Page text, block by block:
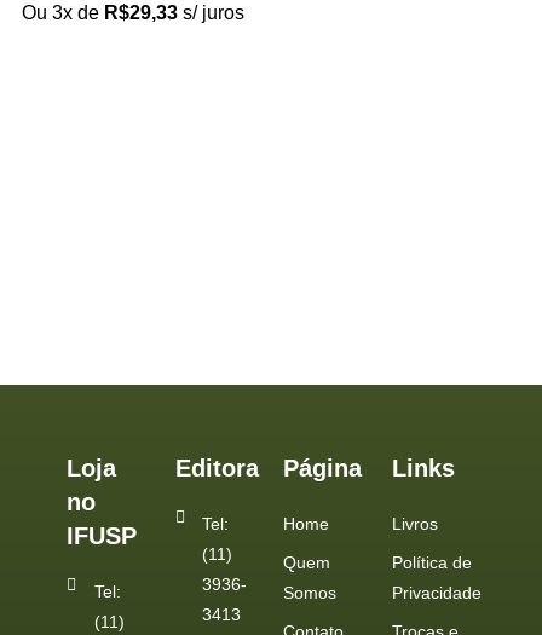
Ou 3x de R$29,33 s/ juros
Loja
no
IFUSP
Tel:
(11)
Editora
Tel:
(11)
3936-
3413
Página
Home
Quem
Somos
Contato
Links
Livros
Política de
Privacidade
Trocas e